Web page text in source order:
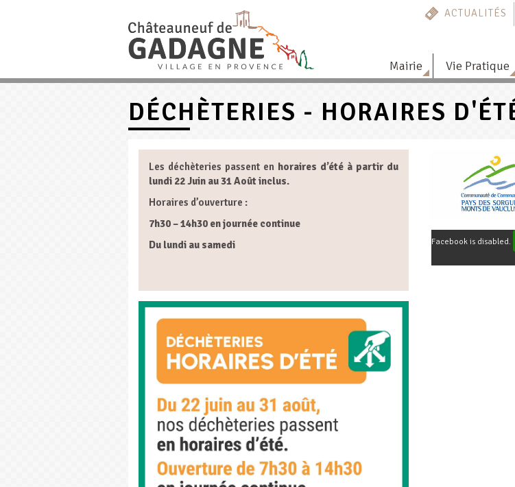
ACTUALITÉS
Mairie Vie Pratique
DÉCHÈTERIES - HORAIRES
Les déchèteries passent en horaires d’été à partir du
lundi 22 Juin au 31 Août inclus.
Horaires d’ouverture :
7h30 – 14h30 en journée continue
Du lundi au samedi
Facebook is disabled.